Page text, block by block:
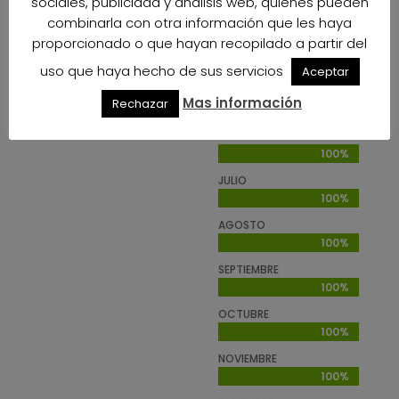
100%
100%
ABRIL
100%
100%
100%
100%
JULIO
100%
100%
AGOSTO
100%
100%
SEPTIEMBRE
100%
100%
OCTUBRE
100%
100%
NOVIEMBRE
100%
100%
combinarla con otra información que les haya
proporcionado o que hayan recopilado a partir del
uso que haya hecho de sus servicios
Aceptar
Rechazar
Mas información